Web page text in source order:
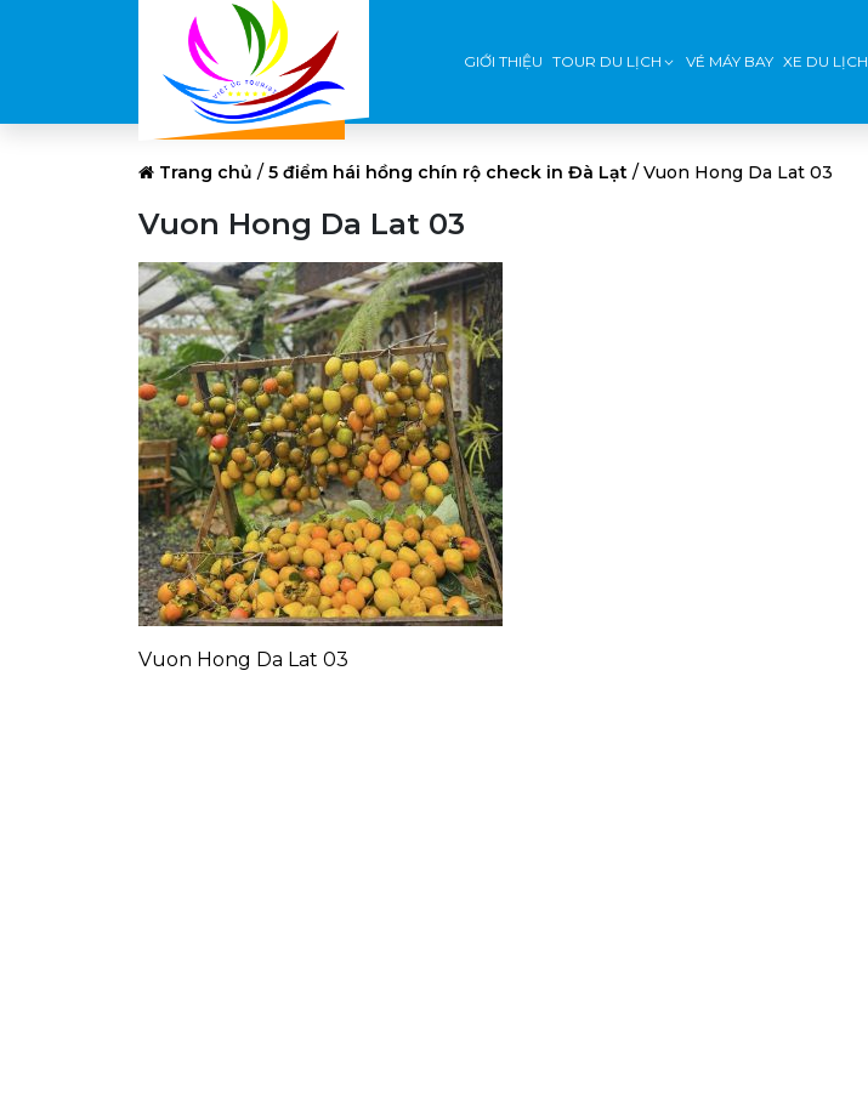
GIỚI THIỆU TOUR DU LỊCH VÉ MÁY BAY XE DU LỊCH
Trang chủ / 5 điểm hái hồng chín rộ check in Đà Lạt / Vuon Hong Da Lat 03
Vuon Hong Da Lat 03
Vuon Hong Da Lat 03